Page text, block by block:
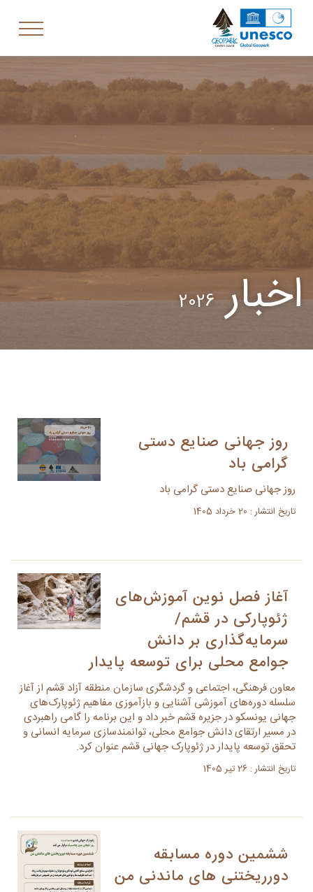
اخبار2026
روز جهانی صنایع دستی
گرامی باد
روز جهانی صنایع دستی گرامی باد
تاریخ انتشار : 20 خرداد 1405
آغاز فصل نوین آموزش‌های
ژئوپارکی در قشم/
سرمایه‌گذاری بر دانش
جوامع محلی برای توسعه پایدار
معاون فرهنگی، اجتماعی و گردشگری سازمان منطقه آزاد قشم از آغاز
سلسله دوره‌های آموزشی آشنایی و بازآموزی مفاهیم ژئوپارک‌های
جهانی یونسکو در جزیره قشم خبر داد و این برنامه را گامی راهبردی
در مسیر ارتقای دانش جوامع محلی، توانمندسازی سرمایه انسانی و
تحقق توسعه پایدار در ژئوپارک جهانی قشم عنوان کرد.
تاریخ انتشار : 26 تیر 1405
ششمین دوره مسابقه
دورریختنی های ماندنی من